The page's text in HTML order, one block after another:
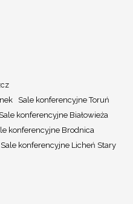
Sale konferencyjne Toruń
Sale konferencyjne Białowieża
konferencyjne Brodnica
Sale konferencyjne Licheń Stary